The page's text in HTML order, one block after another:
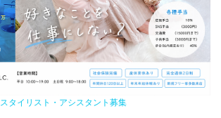
スタイリスト・アシスタント募集